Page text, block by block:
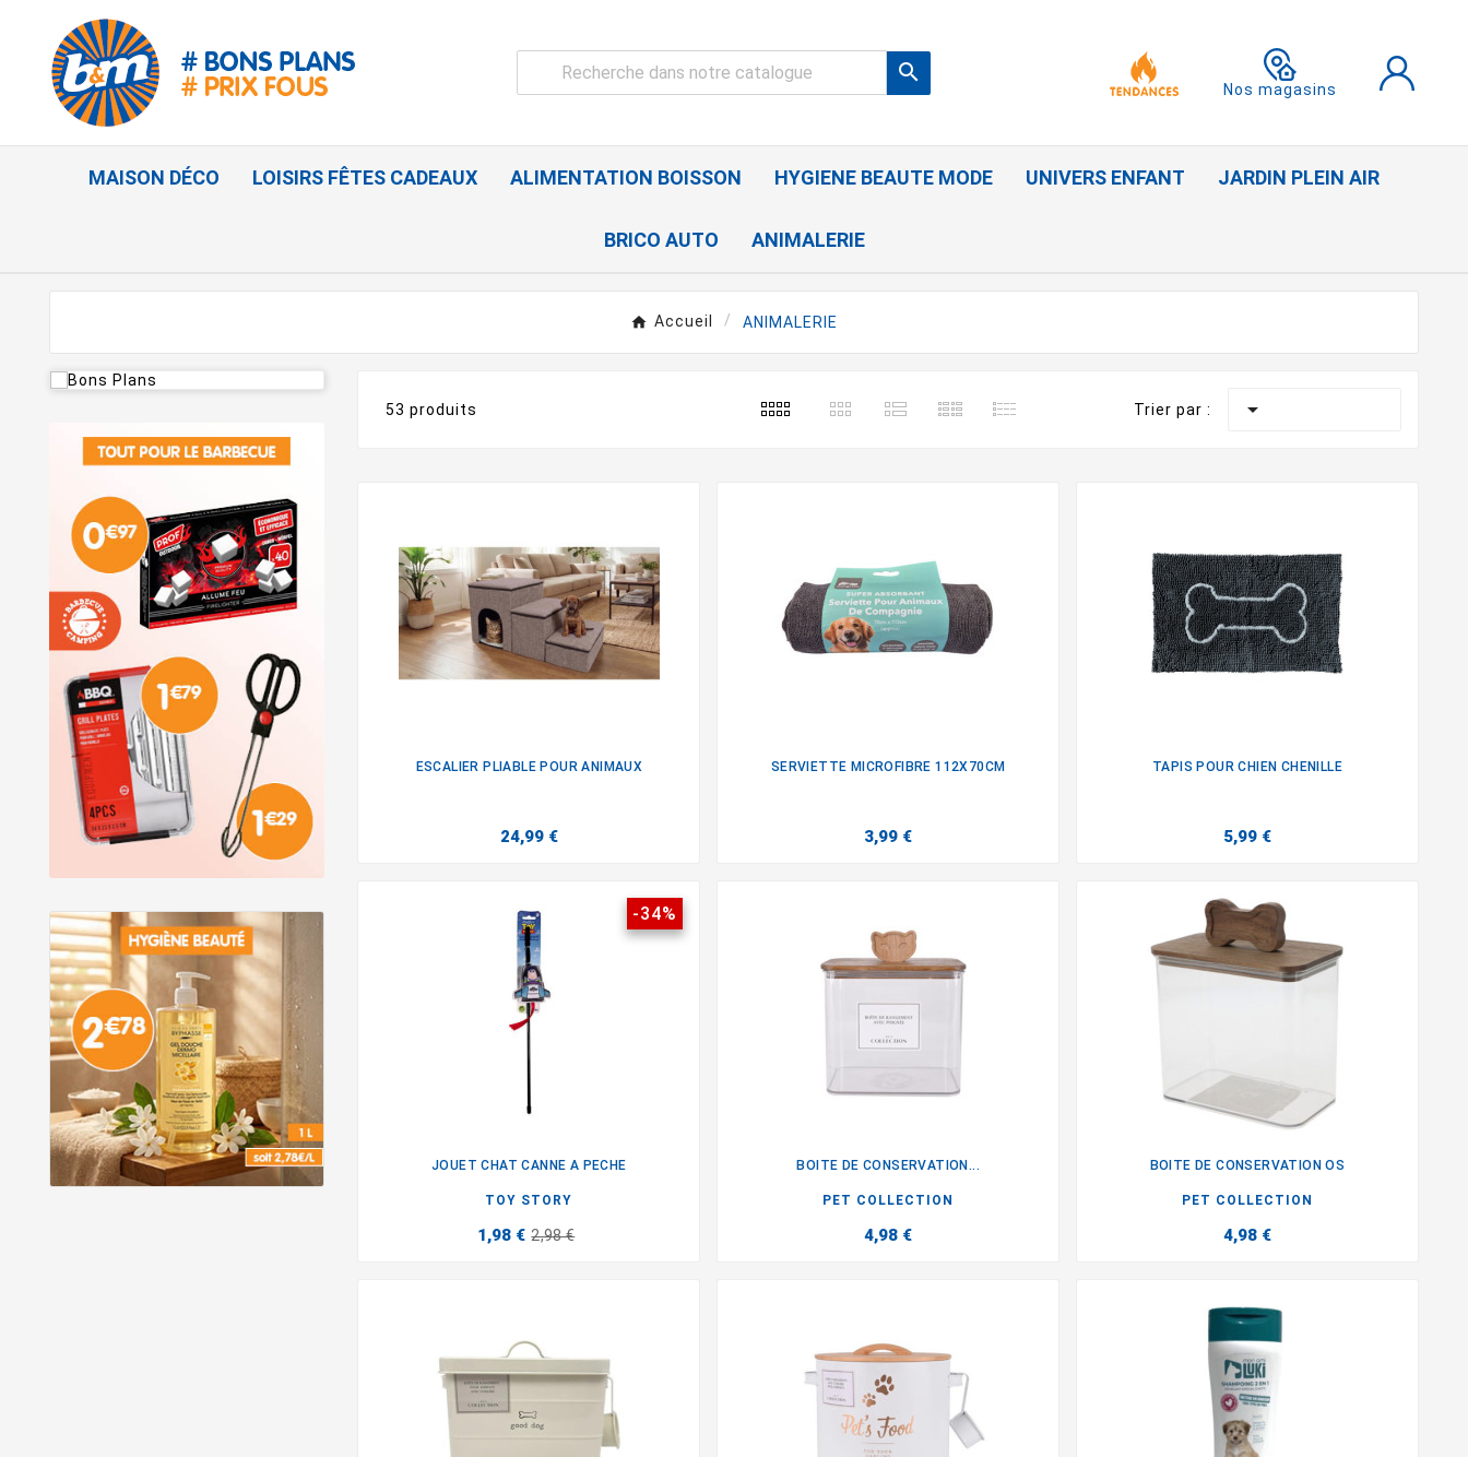

Nos magasins
MAISON DÉCO LOISIRS FÊTES CADEAUX ALIMENTATION BOISSON HYGIENE BEAUTE MODE UNIVERS ENFANT JARDIN PLEIN AIR
BRICO AUTO ANIMALERIE
Accueil ANIMALERIE
53 produits Trier par : 
ESCALIER PLIABLE POUR ANIMAUX
24,99 €
SERVIETTE MICROFIBRE 112X70CM
3,99 €
TAPIS POUR CHIEN CHENILLE
5,99 €
-34%
JOUET CHAT CANNE A PECHE
TOY STORY
1,98 € 2,98 €
BOITE DE CONSERVATION...
PET COLLECTION
4,98 €
BOITE DE CONSERVATION OS
PET COLLECTION
4,98 €